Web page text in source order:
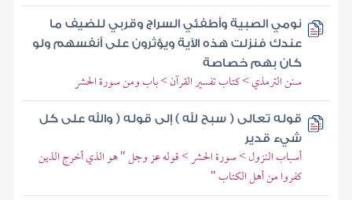
نومي الصبية وأطفئي السراج وقربي للضيف ما
عندك فنزلت هذه الآية ويؤثرون على أنفسهم ولو
كان بهم خصاصة
سنن الترمذي > كتاب تفسير القرآن > باب ومن سورة الحشر
قوله تعالى ( سبح لله ) إلى قوله ( والله على كل
شيء قدير
أسباب النزول > سورة الحشر > قوله عز وجل " هو الذي أخرج الذين
كفروا من أهل الكتاب "